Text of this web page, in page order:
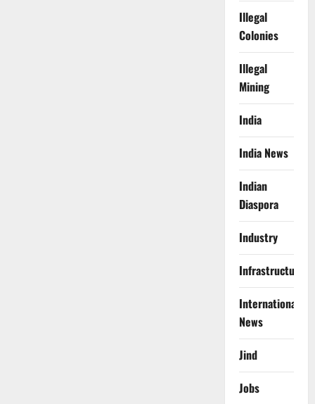
Illegal
Colonies
Illegal
Mining
India
India News
Indian
Diaspora
Industry
Infrastructure
International
News
Jind
Jobs